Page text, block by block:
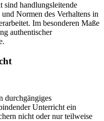
sind handlungsleitende
Normen des Verhaltens in
Im besonderen Maße
authentischer
durchgängiges
Unterricht ein
nicht oder nur teilweise